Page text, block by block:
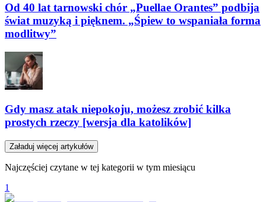
Od 40 lat tarnowski chór „Puellae Orantes” podbija
świat muzyką i pięknem. „Śpiew to wspaniała forma
modlitwy”
Gdy masz atak niepokoju, możesz zrobić kilka
prostych rzeczy [wersja dla katolików]
Załaduj więcej artykułów
Najczęściej czytane w tej kategorii w tym miesiącu
1